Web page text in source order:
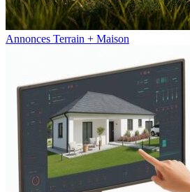
Annonces Terrain + Maison